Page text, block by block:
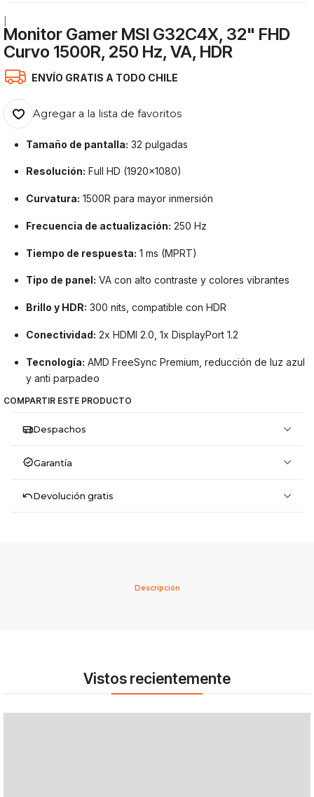
Monitor Gamer MSI G32C4X, 32" FHD
Curvo 1500R, 250 Hz, VA, HDR
ENVÍO GRATIS A TODO CHILE
Agregar a la lista de favoritos
Tamaño de pantalla: 32 pulgadas
Resolución: Full HD (1920x1080)
Curvatura: 1500R para mayor inmersión
Frecuencia de actualización: 250 Hz
Tiempo de respuesta: 1 ms (MPRT)
Tipo de panel: VA con alto contraste y colores vibrantes
Brillo y HDR: 300 nits, compatible con HDR
Conectividad: 2x HDMI 2.0, 1x DisplayPort 1.2
Tecnología: AMD FreeSync Premium, reducción de luz azul
y anti parpadeo
COMPARTIR ESTE PRODUCTO
Despachos
Garantía
Devolución gratis
Descripción
Vistos recientemente